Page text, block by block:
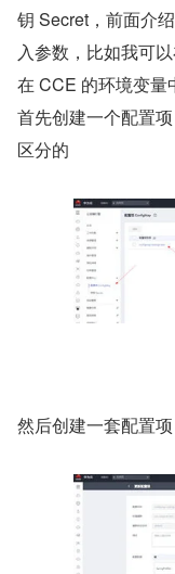
钥 Secret，前面介
入参数，比如我可
在 CCE 的环境变量
首先创建一个配置
区分的
然后创建一套配置